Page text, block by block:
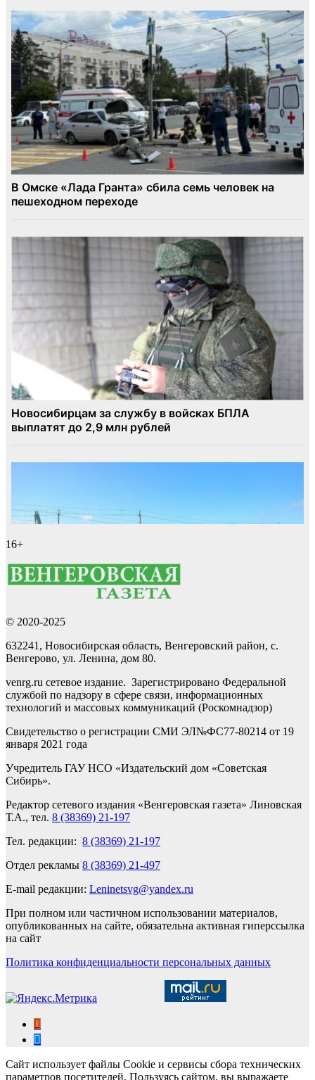
16+
© 2020-2025
632241, Новосибирская область, Венгеровский район, с.
Венгерово, ул. Ленина, дом 80.
venrg.ru сетевое издание. Зарегистрировано Федеральной
службой по надзору в сфере связи, информационных
технологий и массовых коммуникаций (Роскомнадзор)
Свидетельство о регистрации СМИ ЭЛ№ФС77-80214 от 19
января 2021 года
Учредитель ГАУ НСО «Издательский дом «Советская
Сибирь».
Редактор сетевого издания «Венгеровская газета» Линовская
Т.А., тел. 8 (38369) 21-197
Тел. редакции: 8 (38369) 21-197
Отдел рекламы 8 (38369) 21-497
E-mail редакции: Leninetsvg@yandex.ru
При полном или частичном использовании материалов,
опубликованных на сайте, обязательна активная гиперссылка
на сайт
Политика конфиденциальности персональных данных
Сайт использует файлы Cookie и сервисы сбора технических
параметров посетителей. Пользуясь сайтом, вы выражаете